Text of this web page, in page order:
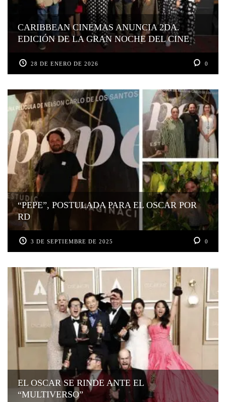
CARIBBEAN CINEMAS ANUNCIA 2DA.
EDICIÓN DE LA GRAN NOCHE DEL CINE
28 DE ENERO DE 2026 0
“PEPE”, POSTULADA PARA EL OSCAR POR
RD
3 DE SEPTIEMBRE DE 2025 0
EL OSCAR SE RINDE ANTE EL
“MULTIVERSO”